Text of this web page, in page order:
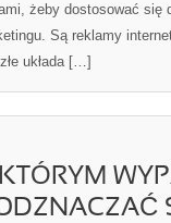
żeby dostosować się
Są reklamy
układa […]